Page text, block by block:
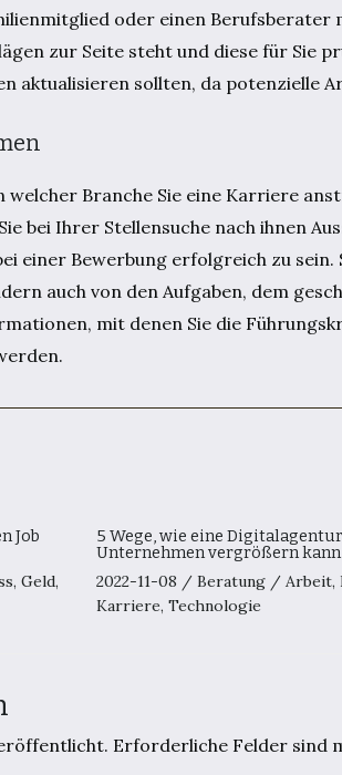
oder einen
zur Seite steht und diese für Sie
aktualisieren sollten, da potenzielle
welcher Branche Sie eine Karriere
bei Ihrer Stellensuche nach ihnen
einer Bewerbung erfolgreich zu sein.
auch von den Aufgaben, dem
mit denen Sie die
Job
, Geld,
5 Wege, wie eine
Unternehmen vergrößern kann
2022-11-08 /Beratung /Arbeit,
Karriere,Technologie
Erforderliche Felder sind